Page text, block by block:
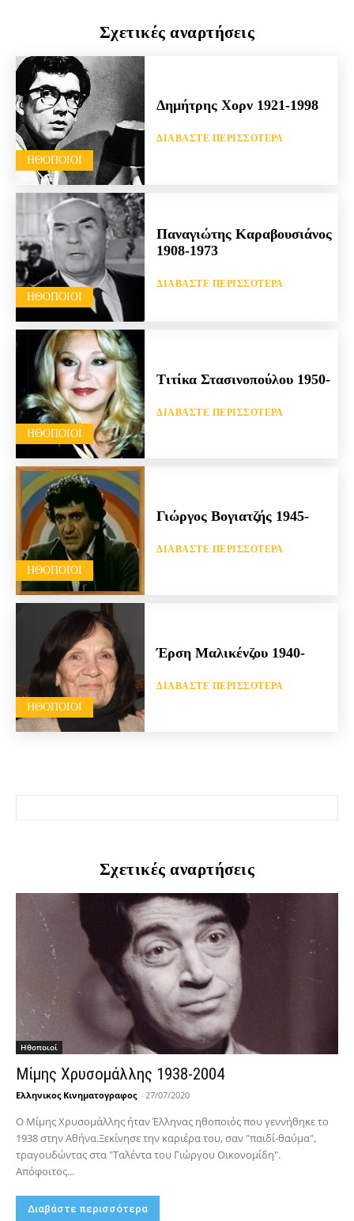
Σχετικές αναρτήσεις
HΘΟΠΟΙΟΊ
Δημήτρης Χορν 1921-1998
ΔΙΑΒΆΣΤΕ ΠΕΡΙΣΣΌΤΕΡΑ
HΘΟΠΟΙΟΊ
Παναγιώτης Καραβουσιάνος
1908-1973
ΔΙΑΒΆΣΤΕ ΠΕΡΙΣΣΌΤΕΡΑ
HΘΟΠΟΙΟΊ
Τιτίκα Στασινοπούλου 1950-
ΔΙΑΒΆΣΤΕ ΠΕΡΙΣΣΌΤΕΡΑ
HΘΟΠΟΙΟΊ
Γιώργος Βογιατζής 1945-
ΔΙΑΒΆΣΤΕ ΠΕΡΙΣΣΌΤΕΡΑ
HΘΟΠΟΙΟΊ
Έρση Μαλικένζου 1940-
ΔΙΑΒΆΣΤΕ ΠΕΡΙΣΣΌΤΕΡΑ
Σχετικές αναρτήσεις
Hθοποιοί
Μίμης Χρυσομάλλης 1938-2004
Ελληνικος Κινηματογραφος - 27/07/2020
Ο Μίμης Χρυσομάλλης ήταν Έλληνας ηθοποιός που γεννήθηκε το
1938 στην Αθήνα.Ξεκίνησε την καριέρα του, σαν "παιδί-θαύμα",
τραγουδώντας στα "Ταλέντα του Γιώργου Οικονομίδη".
Απόφοιτος...
Διαβάστε περισσότερα